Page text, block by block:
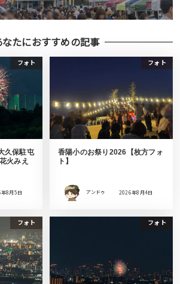
なたにおすすめの記事
フォト
久保駐屯
火みえ
8月5日
フォト
香陽小のお祭り2026【枚方フォ
ト】
アンドゥ 2026年8月4日
フォト フォト